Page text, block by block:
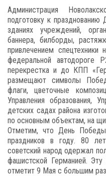
Администрация
подготовку к
зданиях учреждений,
баннера, билборды,
привлечением спецтехники
федеральной автодороге
перекрестка и до КПП
размещают символы
флаги, цветочные
Управления образования,
детских садах района
по основным объектам, на
Отметим, что День
праздников в году. 80
советский народ одержал
фашистской Германией.
отметит 9 Мая с большим